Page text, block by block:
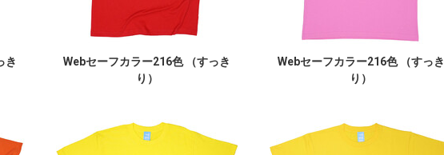
き
Webセーフカラー216色 （すっき
り）
Webセーフカラー216色 （すっき
り）